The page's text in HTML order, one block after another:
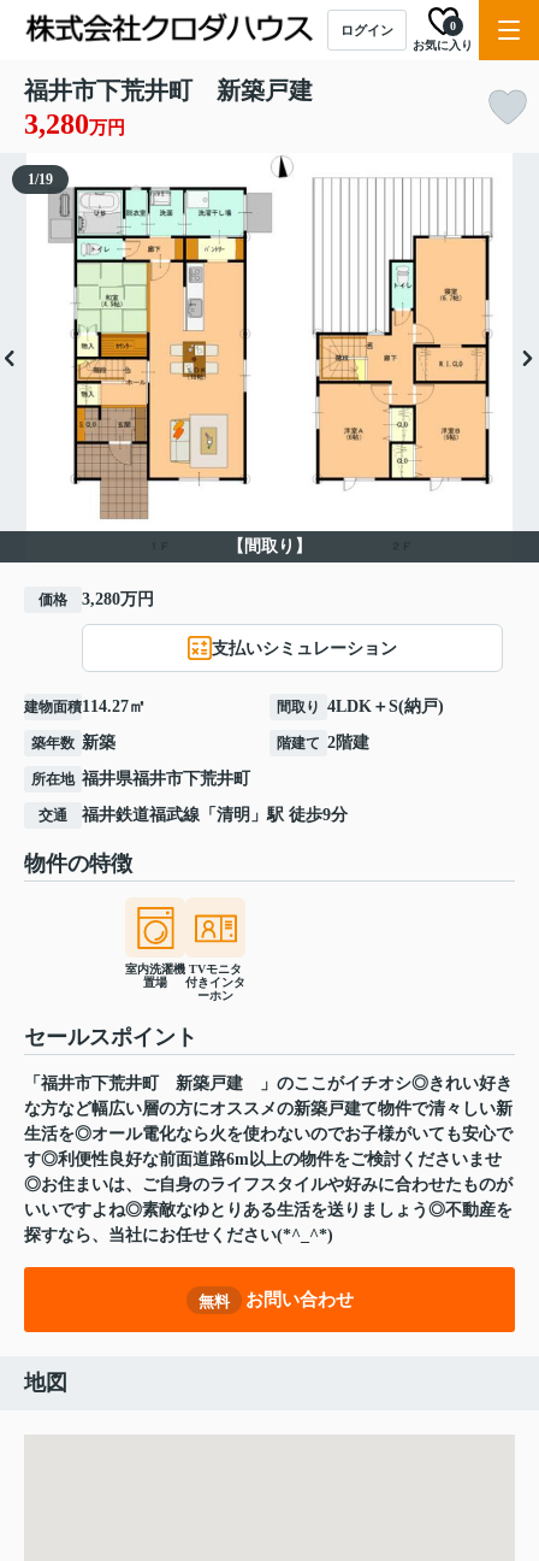
ログイン
お気に入り
0
福井市下荒井町 新築戸建
3,280万円
【間取り】
1/19
価格 3,280万円
支払いシミュレーション
建物面積114.27㎡ 間取り 4LDK＋S(納戸)
築年数 新築 階建て 2階建
所在地 福井県福井市下荒井町
交通 福井鉄道福武線 「 清明 」駅 徒歩9分
物件の特徴
室内洗濯機
置場
TVモニタ
付きインタ
ーホン
セールスポイント
「福井市下荒井町 新築戸建 」のここがイチオシ◎きれい好き
な方など幅広い層の方にオススメの新築戸建て物件で清々しい新
生活を◎オール電化なら火を使わないのでお子様がいても安心で
す◎利便性良好な前面道路6m以上の物件をご検討くださいませ
◎お住まいは、ご自身のライフスタイルや好みに合わせたものが
いいですよね◎素敵なゆとりある生活を送りましょう◎不動産を
探すなら、当社にお任せください(*^_^*)
無料 お問い合わせ
地図